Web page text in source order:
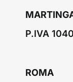
P.IVA
ROMA